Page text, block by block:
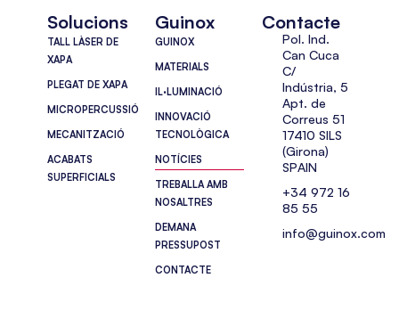
Solucions
TALL LÀSER DE
XAPA
PLEGAT DE XAPA
MICROPERCUSSIÓ
MECANITZACIÓ
ACABATS
SUPERFICIALS
Guinox
GUINOX
MATERIALS
IL·LUMINACIÓ
INNOVACIÓ
TECNOLÒGICA
NOTÍCIES
TREBALLA AMB
NOSALTRES
DEMANA
PRESSUPOST
CONTACTE
Contacte
Pol. Ind.
Can Cuca
C/
Indústria, 5
Apt. de
Correus 51
17410 SILS
(Girona)
SPAIN
+34 972 16
85 55
info@guinox.com